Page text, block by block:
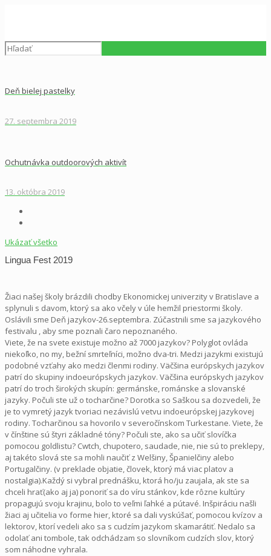
Deň bielej pastelky
27. septembra 2019
Ochutnávka outdoorových aktivít
13. októbra 2019
Ukázať všetko
Lingua Fest 2019
Žiaci našej školy brázdili chodby Ekonomickej univerzity v Bratislave a
splynuli s davom, ktorý sa ako včely v úle hemžil priestormi školy.
Oslávili sme Deň jazykov-26.septembra. Zúčastnili sme sa jazykového
festivalu , aby sme poznali čaro nepoznaného.
Viete, že na svete existuje možno až 7000 jazykov? Polyglot ovláda
niekoľko, no my, bežní smrteľníci, možno dva-tri. Medzi jazykmi existujú
podobné vzťahy ako medzi členmi rodiny. Väčšina európskych jazykov
patrí do skupiny indoeurópskych jazykov. Väčšina európskych jazykov
patrí do troch širokých skupín: germánske, románske a slovanské
jazyky. Počuli ste už o tocharčine? Dorotka so Saškou sa dozvedeli, že
je to vymretý jazyk tvoriaci nezávislú vetvu indoeurópskej jazykovej
rodiny. Tocharčinou sa hovorilo v severočínskom Turkestane. Viete, že
v čínštine sú štyri základné tóny? Počuli ste, ako sa učiť slovíčka
pomocou goldlistu? Cwtch, chupotero, saudade, nie, nie sú to preklepy,
aj takéto slová ste sa mohli naučiť z Welšiny, Španielčiny alebo
Portugalčiny. (v preklade objatie, človek, ktorý má viac platov a
nostalgia).Každý si vybral prednášku, ktorá ho/ju zaujala, ak ste sa
chceli hrať(ako aj ja) ponoriť sa do víru stánkov, kde rôzne kultúry
propagujú svoju krajinu, bolo to veľmi ľahké a pútavé. Inšpiráciu našli
žiaci aj učitelia vo forme hier, ktoré sa dali vyskúšať, pomocou kvízov a
lektorov, ktorí vedeli ako sa s cudzím jazykom skamarátiť. Nedalo sa
odolať ani tombole, tak odchádzam so slovníkom cudzích slov, ktorý
som náhodne vyhrala.